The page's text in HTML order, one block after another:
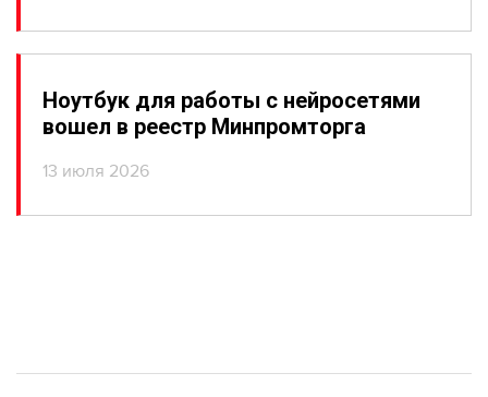
Ноутбук для работы с нейросетями
вошел в реестр Минпромторга
13 июля 2026